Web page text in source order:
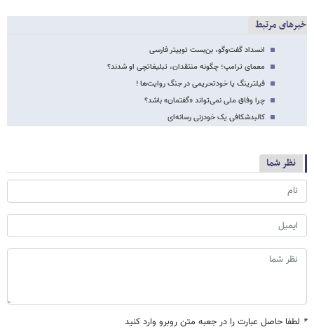
خبرهای مرتبط
انسداد گفت‌وگو، بن‌بست توییتر فارسی
معمای ترامپ؛ چگونه منتقدان، تبلیغاتچی او شدند؟
فیلترینگ یا خودتحریمی در جنگ روایت‌ها !
چرا وفاق ملی نمی‌تواند «گفتمان» باشد؟
کالبدشکافی یک خودزنی رسانه‌ای
نظر شما
* لطفا حاصل عبارت را در جعبه متن روبرو وارد کنید